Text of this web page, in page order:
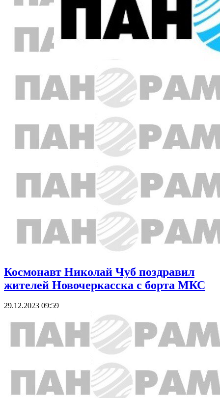
Космонавт Николай Чуб поздравил
жителей Новочеркасска с борта МКС
29.12.2023 09:59